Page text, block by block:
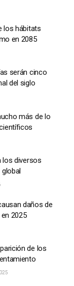
los hábitats
en 2085
serán cinco
del siglo
más de lo
los diversos
daños de
2025
de los